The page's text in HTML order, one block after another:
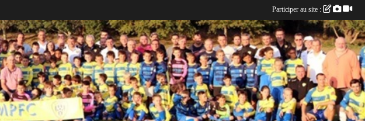
Participer au site :